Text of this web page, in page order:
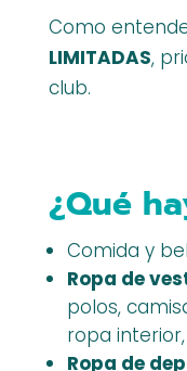
Como
LIMITADAS,
club.
¿Qué
​Comida y
Ropa de
polos,
ropa
Ropa de